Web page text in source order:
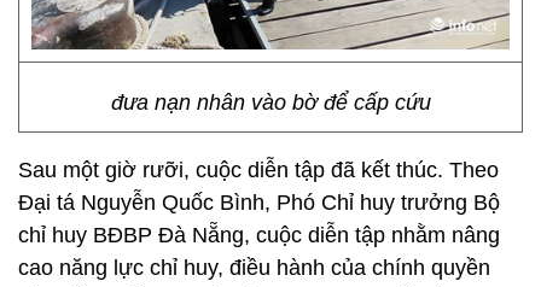
đưa nạn nhân vào bờ để cấp cứu
Sau một giờ rưỡi, cuộc diễn tập đã kết thúc. Theo
Đại tá Nguyễn Quốc Bình, Phó Chỉ huy trưởng Bộ
chỉ huy BĐBP Đà Nẵng, cuộc diễn tập nhằm nâng
cao năng lực chỉ huy, điều hành của chính quyền